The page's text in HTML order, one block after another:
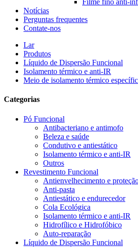
Filme fino anti-
Notícias
Perguntas frequentes
Contate-nos
Lar
Produtos
Líquido de Dispersão Funcional
Isolamento térmico e anti-IR
Meio de isolamento térmico
Categorias
Pó Funcional
Antibacteriano e antimofo
Beleza e saúde
Condutivo e antiestático
Isolamento térmico e anti-IR
Outros
Revestimento Funcional
Antienvelhecimento e
Anti-pasta
Antiestático e endurecedor
Cola Ecológica
Isolamento térmico e anti-IR
Hidrofílico e Hidrofóbico
Auto-reparação
Líquido de Dispersão Funcional